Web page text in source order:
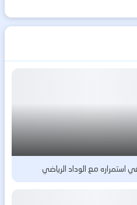
مع الوداد الرياضي